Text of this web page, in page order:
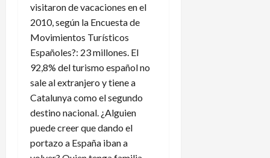
visitaron de vacaciones en el
2010, según la Encuesta de
Movimientos Turísticos
Españoles?: 23 millones. El
92,8% del turismo español no
sale al extranjero y tiene a
Catalunya como el segundo
destino nacional. ¿Alguien
puede creer que dando el
portazo a España iban a